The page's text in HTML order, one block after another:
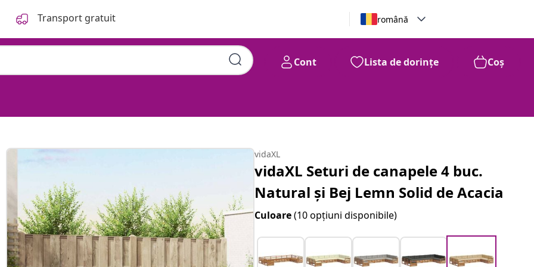
Transport gratuit română
Cont Lista de dorințe Coș
vidaXL
vidaXL Seturi de canapele 4 buc.
Natural și Bej Lemn Solid de Acacia
Culoare(10 opțiuni disponibile)